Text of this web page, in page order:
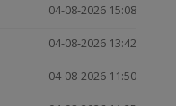
04-08-2026 15:08
04-08-2026 13:42
04-08-2026 11:50